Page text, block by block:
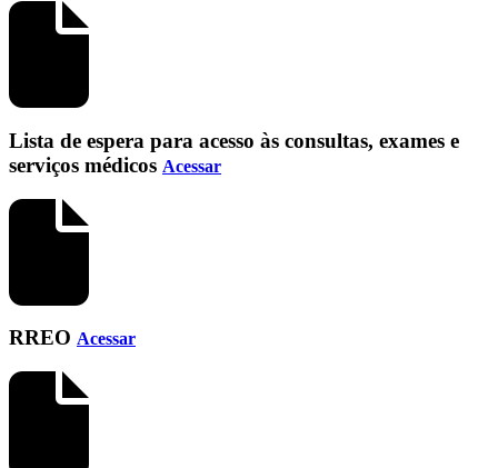
Lista de espera para acesso às consultas, exames e
serviços médicos Acessar
RREO Acessar